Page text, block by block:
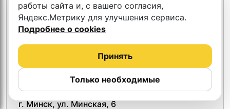
Тест Минск
г. Минск, ул. Минская, 6
работы сайта и, с вашего согласия,
Яндекс.Метрику для улучшения сервиса.
Подробнее о cookies
Только необходимые
Принять